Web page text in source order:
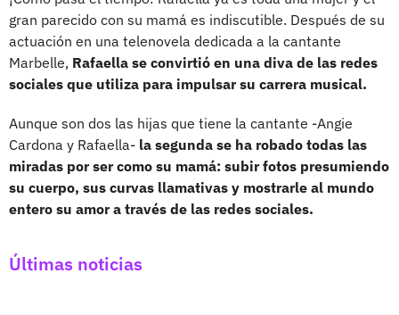
gran parecido con su mamá es indiscutible. Después de su
actuación en una telenovela dedicada a la cantante
Marbelle, Rafaella se convirtió en una diva de las redes
sociales que utiliza para impulsar su carrera musical.
Aunque son dos las hijas que tiene la cantante -Angie
Cardona y Rafaella- la segunda se ha robado todas las
miradas por ser como su mamá: subir fotos presumiendo
su cuerpo, sus curvas llamativas y mostrarle al mundo
entero su amor a través de las redes sociales.
Últimas noticias